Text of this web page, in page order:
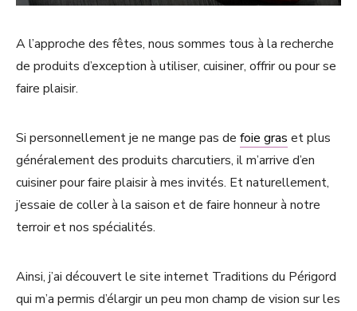
A l’approche des fêtes, nous sommes tous à la recherche
de produits d’exception à utiliser, cuisiner, offrir ou pour se
faire plaisir.
Si personnellement je ne mange pas de foie gras et plus
généralement des produits charcutiers, il m’arrive d’en
cuisiner pour faire plaisir à mes invités. Et naturellement,
j’essaie de coller à la saison et de faire honneur à notre
terroir et nos spécialités.
Ainsi, j’ai découvert le site internet Traditions du Périgord
qui m’a permis d’élargir un peu mon champ de vision sur les